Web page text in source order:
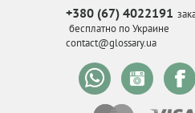
+380 (67) 4022191
бесплатно по Украине
contact@glossary.ua